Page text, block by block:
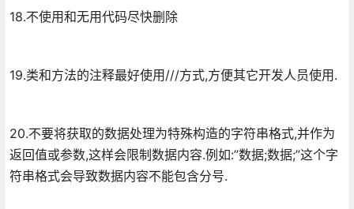
18.不使用和无用代码尽快删除
19.类和方法的注释最好使用///方式,方便其它开发人员使用.
20.不要将获取的数据处理为特殊构造的字符串格式,并作为
返回值或参数,这样会限制数据内容.例如:”数据;数据;”这个字
符串格式会导致数据内容不能包含分号.